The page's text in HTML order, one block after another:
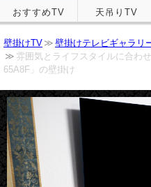
おすすめTV 天吊りTV
壁掛けTV
壁掛けテレビギャラリ
雰囲気とライフスタイルに合わ
65A8F」の壁掛け